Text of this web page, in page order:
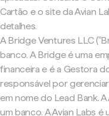
Cartão e o site da Avian
detalhes.
A Bridge Ventures LLC
banco. A Bridge é uma
financeira e é a Gestora
responsável por
em nome do Lead Bank.
um banco. A Avian Labs é